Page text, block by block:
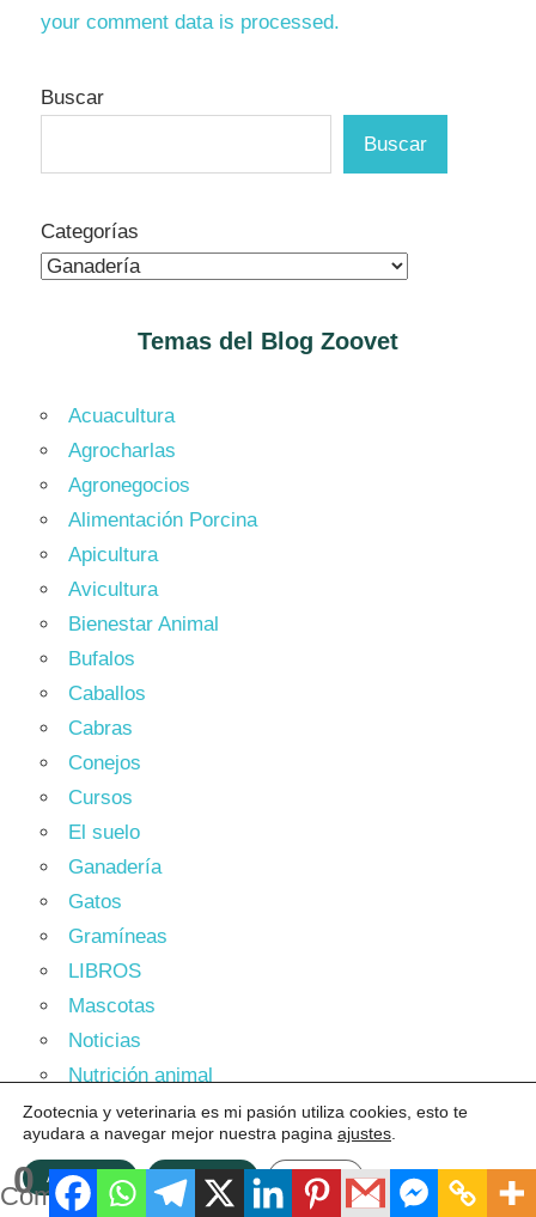
0
Compartidos
your comment data is processed.
Buscar
Buscar
Categorías
Temas del Blog Zoovet
Acuacultura
Agrocharlas
Agronegocios
Alimentación Porcina
Apicultura
Avicultura
Bienestar Animal
Bufalos
Caballos
Cabras
Conejos
Cursos
El suelo
Ganadería
Gatos
Gramíneas
LIBROS
Mascotas
Noticias
Nutrición animal
Ovinos
Pastos y forrajes
Perros
Zootecnia y veterinaria es mi pasión utiliza cookies, esto te
ayudara a navegar mejor nuestra pagina ajustes
ACEPTAR Rechazar Ajustes